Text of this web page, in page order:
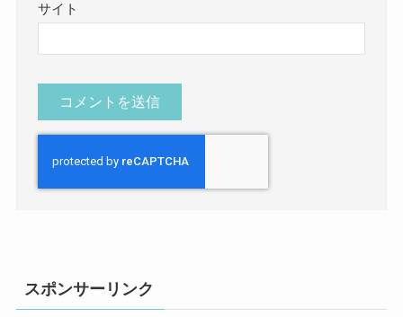
サイト
スポンサーリンク